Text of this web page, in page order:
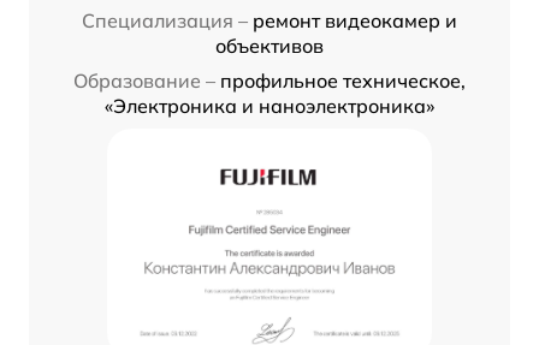
Специализация – ремонт видеокамер и
объективов
Образование – профильное техническое,
«Электроника и наноэлектроника»